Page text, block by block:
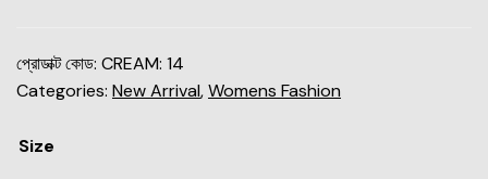
প্রোডাক্ট কোড: CREAM: 14
Categories: New Arrival,Womens Fashion
Size